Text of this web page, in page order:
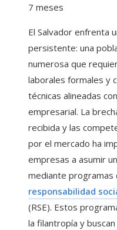
7 meses
El Salvador enfrenta
persistente: una
numerosa que
laborales formales y
técnicas alineadas
empresarial. La
recibida y las
por el mercado ha
empresas a asumir
mediante programas
responsabilidad
(RSE). Estos
la filantropía y